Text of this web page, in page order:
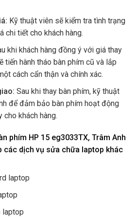
Kỹ thuật viên sẽ kiểm tra tình trạng
chi tiết cho khách hàng.
khi khách hàng đồng ý với giá thay
tiến hành tháo bàn phím cũ và lắp
cách cẩn thận và chính xác.
Sau khi thay bàn phím, kỹ thuật
để đảm bảo bàn phím hoạt động
cho khách hàng.
phím HP 15 eg3033TX, Trâm Anh
các dịch vụ sửa chữa laptop khác
laptop
laptop